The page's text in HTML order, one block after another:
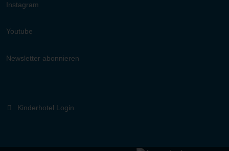
Instagram
Youtube
Newsletter abonnieren
Kinderhotel Login